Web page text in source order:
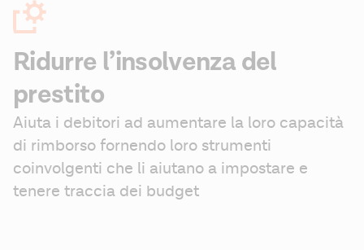
Ridurre l’insolvenza del
prestito
Aiuta i debitori ad aumentare la loro capacità
di rimborso fornendo loro strumenti
coinvolgenti che li aiutano a impostare e
tenere traccia dei budget